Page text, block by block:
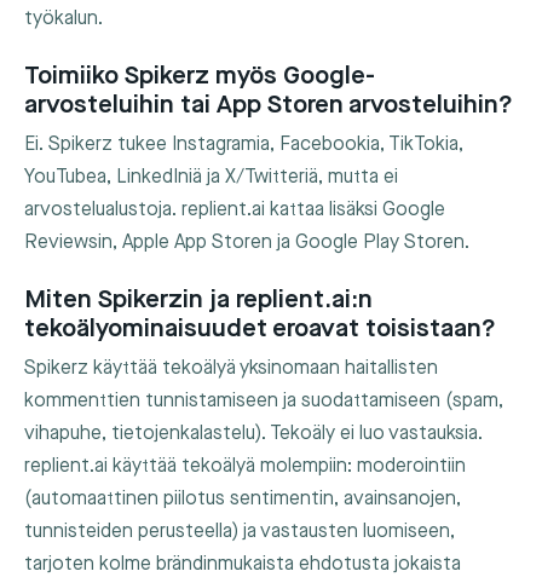
työkalun.
Toimiiko Spikerz myös Google-
arvosteluihin tai App Storen arvosteluihin?
Ei. Spikerz tukee Instagramia, Facebookia, TikTokia,
YouTubea, LinkedIniä ja X/Twitteriä, mutta ei
arvostelualustoja. replient.ai kattaa lisäksi Google
Reviewsin, Apple App Storen ja Google Play Storen.
Miten Spikerzin ja replient.ai:n
tekoälyominaisuudet eroavat toisistaan?
Spikerz käyttää tekoälyä yksinomaan haitallisten
kommenttien tunnistamiseen ja suodattamiseen (spam,
vihapuhe, tietojenkalastelu). Tekoäly ei luo vastauksia.
replient.ai käyttää tekoälyä molempiin: moderointiin
(automaattinen piilotus sentimentin, avainsanojen,
tunnisteiden perusteella) ja vastausten luomiseen,
tarjoten kolme brändinmukaista ehdotusta jokaista